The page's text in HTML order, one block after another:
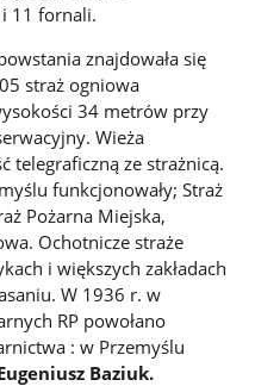
11 fornali.
znajdowała się
straż ogniowa
34 metrów przy
Wieża
telegraficzną ze strażnicą.
funkcjonowały; Straż
Pożarna Miejska,
Ochotnicze straże
i większych zakładach
W 1936 r. w
RP powołano
: w Przemyślu
Baziuk.